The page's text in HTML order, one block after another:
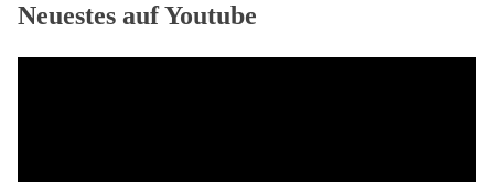
Neuestes auf Youtube